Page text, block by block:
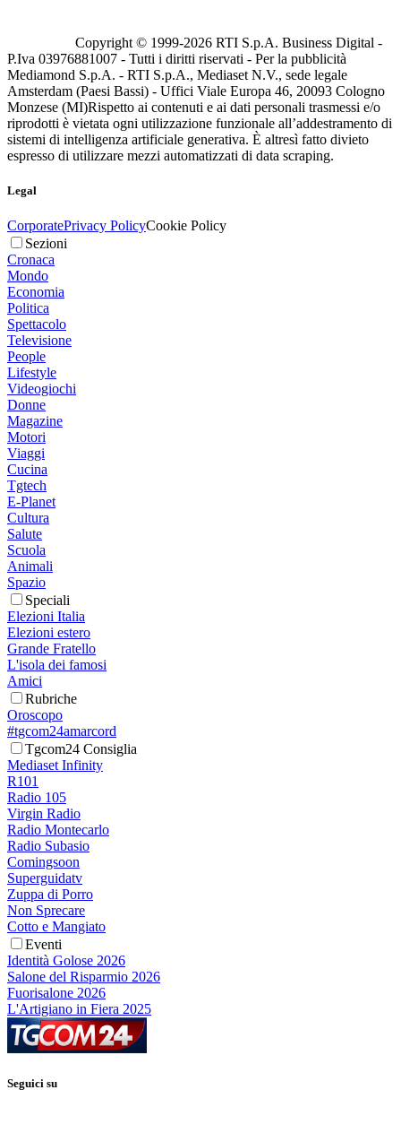
Copyright © 1999-2026 RTI S.p.A. Business Digital -
P.Iva 03976881007 - Tutti i diritti riservati - Per la pubblicità
Mediamond S.p.A. - RTI S.p.A., Mediaset N.V., sede legale
Amsterdam (Paesi Bassi) - Uffici Viale Europa 46, 20093 Cologno
Monzese (MI)Rispetto ai contenuti e ai dati personali trasmessi e/o
riprodotti è vietata ogni utilizzazione funzionale all’addestramento di
sistemi di intelligenza artificiale generativa. È altresì fatto divieto
espresso di utilizzare mezzi automatizzati di data scraping.
Legal
CorporatePrivacy PolicyCookie Policy
Sezioni
Cronaca
Mondo
Economia
Politica
Spettacolo
Televisione
People
Lifestyle
Videogiochi
Donne
Magazine
Motori
Viaggi
Cucina
Tgtech
E-Planet
Cultura
Salute
Scuola
Animali
Spazio
Speciali
Elezioni Italia
Elezioni estero
Grande Fratello
L'isola dei famosi
Amici
Rubriche
Oroscopo
#tgcom24amarcord
Tgcom24 Consiglia
Mediaset Infinity
R101
Radio 105
Virgin Radio
Radio Montecarlo
Radio Subasio
Comingsoon
Superguidatv
Zuppa di Porro
Non Sprecare
Cotto e Mangiato
Eventi
Identità Golose 2026
Salone del Risparmio 2026
Fuorisalone 2026
L'Artigiano in Fiera 2025
Seguici su